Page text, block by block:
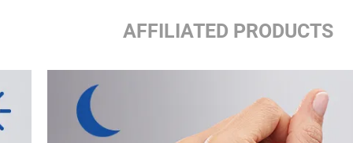
AFFILIATED PRODUCTS